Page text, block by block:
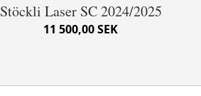
Stöckli Laser SC 2024/2025
11 500,00 SEK